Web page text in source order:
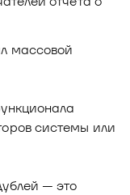
массовой
системы или
— это